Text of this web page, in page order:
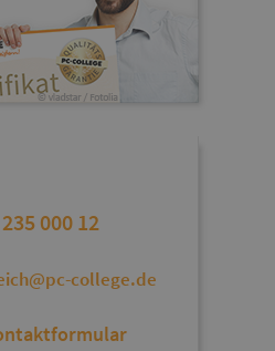
000 12
college.de